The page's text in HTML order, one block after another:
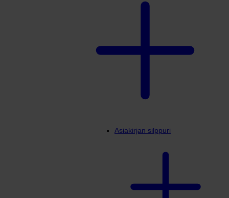
Asiakirjan silppuri